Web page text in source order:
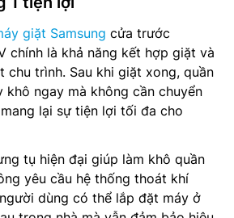
giặt Samsung cửa trước
chính là khả năng kết hợp giặt và
chu trình. Sau khi giặt xong, quần
ngay mà không cần chuyển
lại sự tiện lợi tối đa cho
tụ hiện đại giúp làm khô quần
yêu cầu hệ thống thoát khí
dùng có thể lắp đặt máy ở